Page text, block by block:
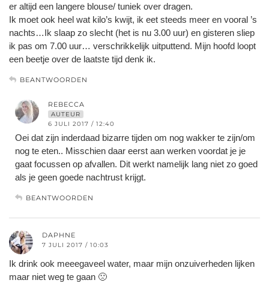
er altijd een langere blouse/ tuniek over dragen.
Ik moet ook heel wat kilo’s kwijt, ik eet steeds meer en vooral ’s
nachts…Ik slaap zo slecht (het is nu 3.00 uur) en gisteren sliep
ik pas om 7.00 uur… verschrikkelijk uitputtend. Mijn hoofd loopt
een beetje over de laatste tijd denk ik.
BEANTWOORDEN
REBECCA
AUTEUR
6 JULI 2017 / 12:40
Oei dat zijn inderdaad bizarre tijden om nog wakker te zijn/om
nog te eten.. Misschien daar eerst aan werken voordat je je
gaat focussen op afvallen. Dit werkt namelijk lang niet zo goed
als je geen goede nachtrust krijgt.
BEANTWOORDEN
DAPHNE
7 JULI 2017 / 10:03
Ik drink ook meeegaveel water, maar mijn onzuiverheden lijken
maar niet weg te gaan 🙁